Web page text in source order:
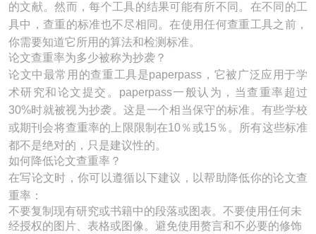
的文献。然而，每个工具的结果可能有所不同。在不同的工
具中，查重的标准也不尽相同。在使用任何查重工具之前，
你需要知道它所用的算法和检测标准。
论文查重率为多少被称为抄袭？
论文中最常用的查重工具是paperpass，它被广泛应用于学
术研究和论文提交。paperpass一般认为，当查重率超过
30%时就被视为抄袭。这是一个相当保守的标准。有些学校
或期刊会将查重率的上限限制在10％或15％。所有这些标准
都不是绝对的，只是建议性的。
如何降低论文查重率？
在写论文时，你可以遵循以下建议，以帮助降低你的论文查
重率：
不要复制现有研究或书籍中的段落或图表。不要使用任何未
经授权的图片、表格或图像。避免使用赘言和不必要的修饰